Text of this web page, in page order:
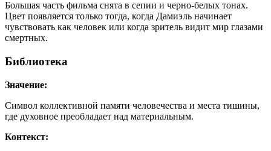
Большая часть фильма снята в сепии и черно-белых тонах.
Цвет появляется только тогда, когда Дамиэль начинает
чувствовать как человек или когда зритель видит мир глазами
смертных.
Библиотека
Значение:
Символ коллективной памяти человечества и места тишины,
где духовное преобладает над материальным.
Контекст: